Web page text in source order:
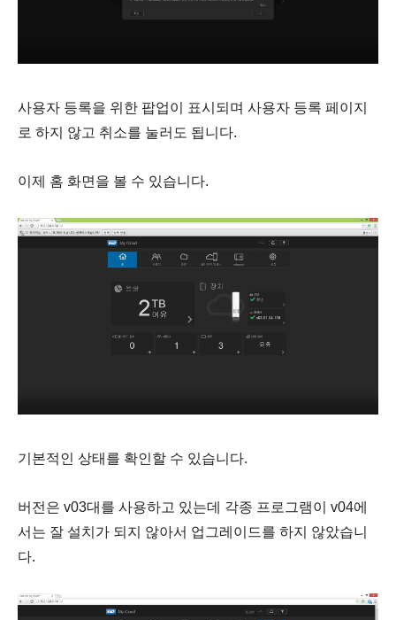
사용자 등록을 위한 팝업이 표시되며 사용자 등록 페이지
로 하지 않고 취소를 눌러도 됩니다.
이제 홈 화면을 볼 수 있습니다.
기본적인 상태를 확인할 수 있습니다.
버전은 v03대를 사용하고 있는데 각종 프로그램이 v04에
서는 잘 설치가 되지 않아서 업그레이드를 하지 않았습니
다.